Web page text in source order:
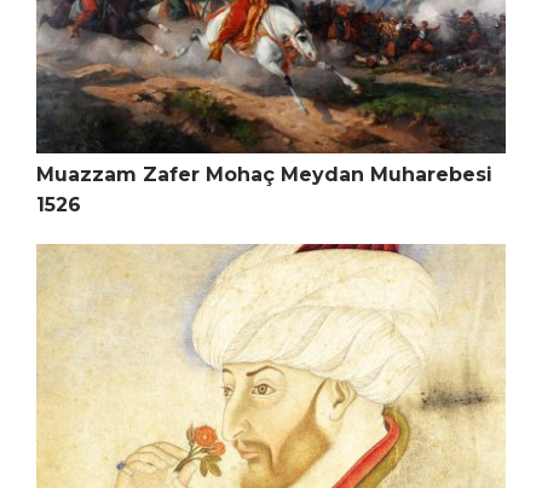
Muazzam Zafer Mohaç Meydan Muharebesi
1526